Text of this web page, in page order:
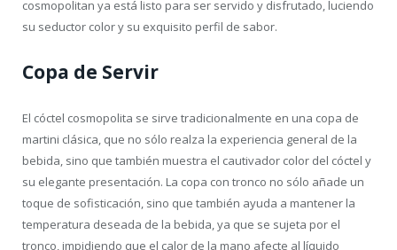
cosmopolitan ya está listo para ser servido y disfrutado, luciendo
su seductor color y su exquisito perfil de sabor.
Copa de Servir
El cóctel cosmopolita se sirve tradicionalmente en una copa de
martini clásica, que no sólo realza la experiencia general de la
bebida, sino que también muestra el cautivador color del cóctel y
su elegante presentación. La copa con tronco no sólo añade un
toque de sofisticación, sino que también ayuda a mantener la
temperatura deseada de la bebida, ya que se sujeta por el
tronco, impidiendo que el calor de la mano afecte al líquido